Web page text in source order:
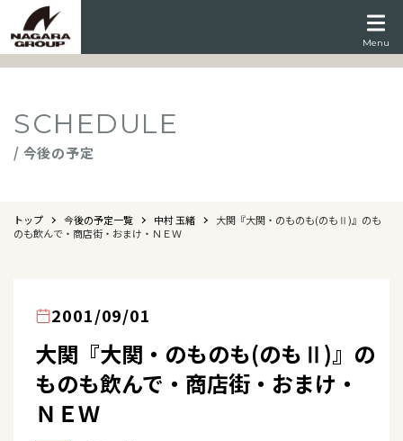
Menu
SCHEDULE
/ 今後の予定
トップ 今後の予定一覧 中村 玉緒
大関『大関・のものも(のもⅡ)』のも
のも飲んで・商店街・おまけ・ＮＥＷ
2001/09/01
大関『大関・のものも(のもⅡ)』の
ものも飲んで・商店街・おまけ・
ＮＥＷ